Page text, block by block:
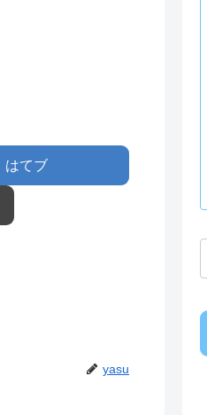
はてブ
yasu